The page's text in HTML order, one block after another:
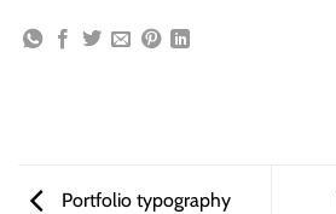
Portfolio typography